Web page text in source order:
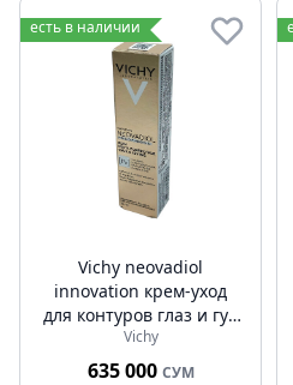
есть в наличии
Vichy neovadiol
innovation крем-уход
для контуров глаз и губ
в период менопаузы
15мл
Vichy
635 000 СУМ